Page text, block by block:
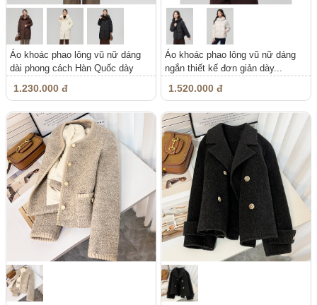
Áo khoác phao lông vũ nữ dáng
dài phong cách Hàn Quốc dày
1.230.000 đ
Áo khoác phao lông vũ nữ dáng
ngắn thiết kế đơn giản dày...
1.520.000 đ